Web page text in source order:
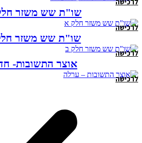
שו"ת שש משזר
לרכישה
שו"ת שש משזר
לרכישה
אוצר התשובות-
לרכישה